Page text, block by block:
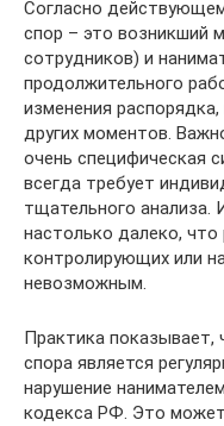
Согласно
спор – это возникший
сотрудников) и
продолжительного
изменения
других моментов.
очень специфическая
всегда требует
тщательного анализа.
настолько далеко, что
контролирующих или
невозможным.
Практика показывает,
спора является
нарушение
кодекса РФ. Это